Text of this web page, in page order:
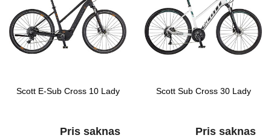
Scott E-Sub Cross 10 Lady
Pris saknas
Scott Sub Cross 30 Lady
Pris saknas